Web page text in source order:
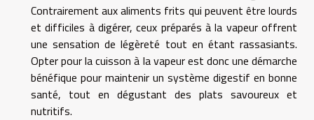
Contrairement aux aliments frits qui peuvent être lourds
et difficiles à digérer, ceux préparés à la vapeur offrent
une sensation de légèreté tout en étant rassasiants.
Opter pour la cuisson à la vapeur est donc une démarche
bénéfique pour maintenir un système digestif en bonne
santé, tout en dégustant des plats savoureux et
nutritifs.